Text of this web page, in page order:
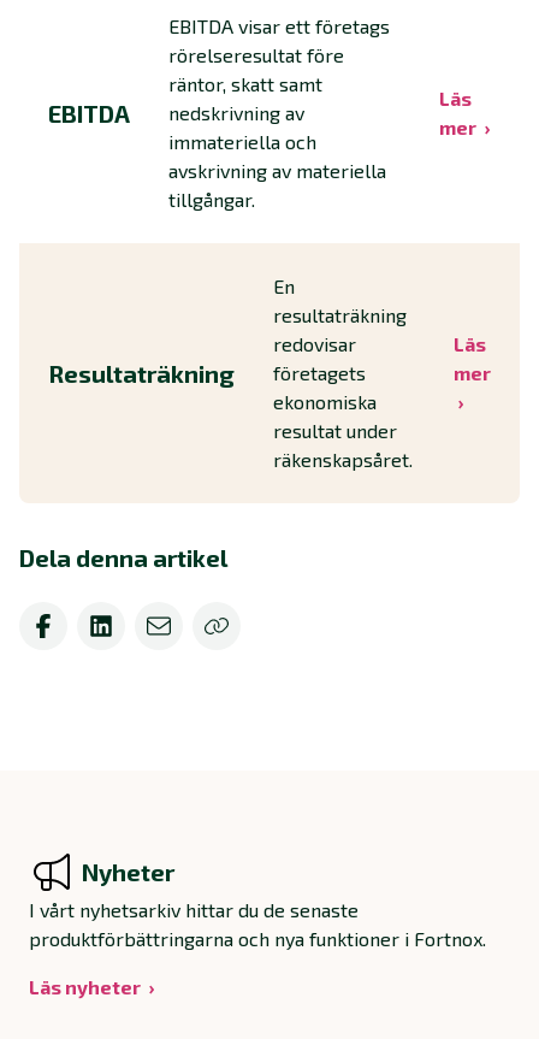
EBITDA
EBITDA visar ett företags
rörelseresultat före
räntor, skatt samt
nedskrivning av
immateriella och
avskrivning av materiella
tillgångar.
Läs
mer
Resultaträkning
En
resultaträkning
redovisar
företagets
ekonomiska
resultat under
räkenskapsåret.
Läs
mer
Dela denna artikel
Nyheter
I vårt nyhetsarkiv hittar du de senaste
produktförbättringarna och nya funktioner i Fortnox.
Läs nyheter